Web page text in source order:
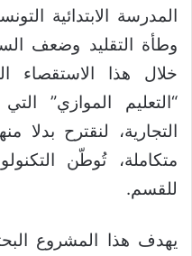
المدرسة الابتدائية
وطأة التقليد وضعف
خلال هذا الاستقصاء
“التعليم الموازي”
التجارية، لنقترح بدلا
متكاملة، تُوطّن
للقسم.
يهدف هذا المشروع